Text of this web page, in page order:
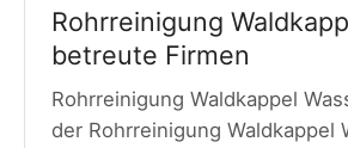
Rohrreinigung
betreute Firmen
Rohrreinigung Waldkappel
der Rohrreinigung Waldkappel